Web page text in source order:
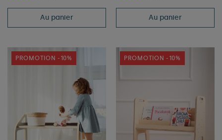
Au panier Au panier
PROMOTION -10% PROMOTION -10%